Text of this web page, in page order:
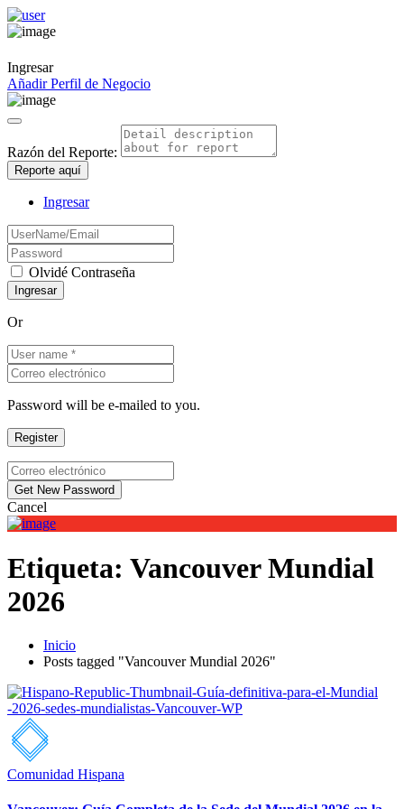
Ingresar
Añadir Perfil de Negocio
Razón del Reporte:
Reporte aquí
Ingresar
Olvidé Contraseña
Or
Password will be e-mailed to you.
Cancel
Etiqueta: Vancouver Mundial
2026
Inicio
Posts tagged "Vancouver Mundial 2026"
Comunidad Hispana